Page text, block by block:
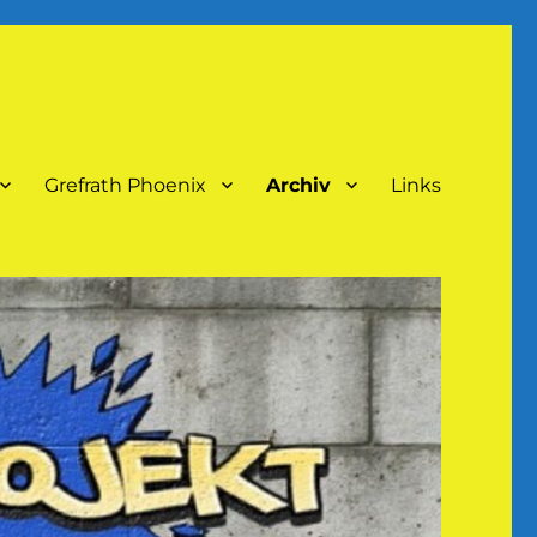
Grefrath Phoenix Archiv Links